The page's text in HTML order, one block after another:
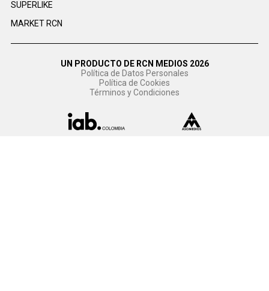
SUPERLIKE
MARKET RCN
UN PRODUCTO DE RCN MEDIOS 2026
Política de Datos Personales
Política de Cookies
Términos y Condiciones